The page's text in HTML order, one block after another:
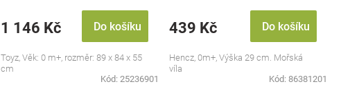
1 146 Kč Do košíku
Toyz, Věk: 0 m+, rozměr: 89 x 84 x 55
cm
Kód: 25236901
439 Kč Do košíku
Hencz, 0m+, Výška 29 cm. Mořská
víla
Kód: 86381201